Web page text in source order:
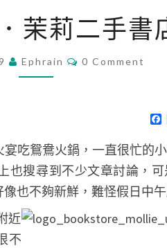
宴
餐
二
手
書
店
茉莉二手書
Ephrain
C
0 Comment
F
c
e
b
o
o
k
吃鴛鴦火鍋，一直很忙的
也搜尋到不少文章討論，
也不夠新鮮，難怪假日中
近
不